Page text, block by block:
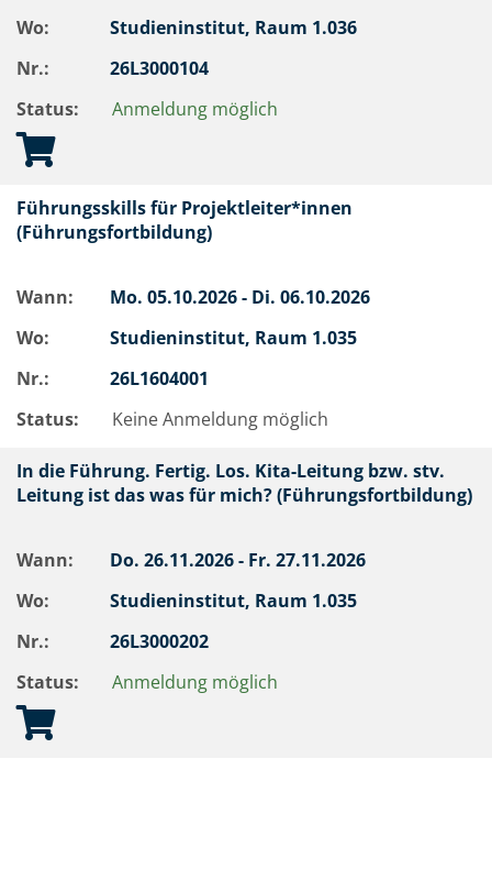
Wo:
Studieninstitut, Raum 1.036
Nr.:
26L3000104
Status:
Anmeldung möglich
Führungsskills für Projektleiter*innen
(Führungsfortbildung)
Wann: Mo. 05.10.2026 - Di. 06.10.2026
Wo:
Studieninstitut, Raum 1.035
Nr.:
26L1604001
Status:
Keine Anmeldung möglich
In die Führung. Fertig. Los. Kita-Leitung bzw. stv.
Leitung ist das was für mich? (Führungsfortbildung)
Wann: Do. 26.11.2026 - Fr. 27.11.2026
Wo:
Studieninstitut, Raum 1.035
Nr.:
26L3000202
Status:
Anmeldung möglich